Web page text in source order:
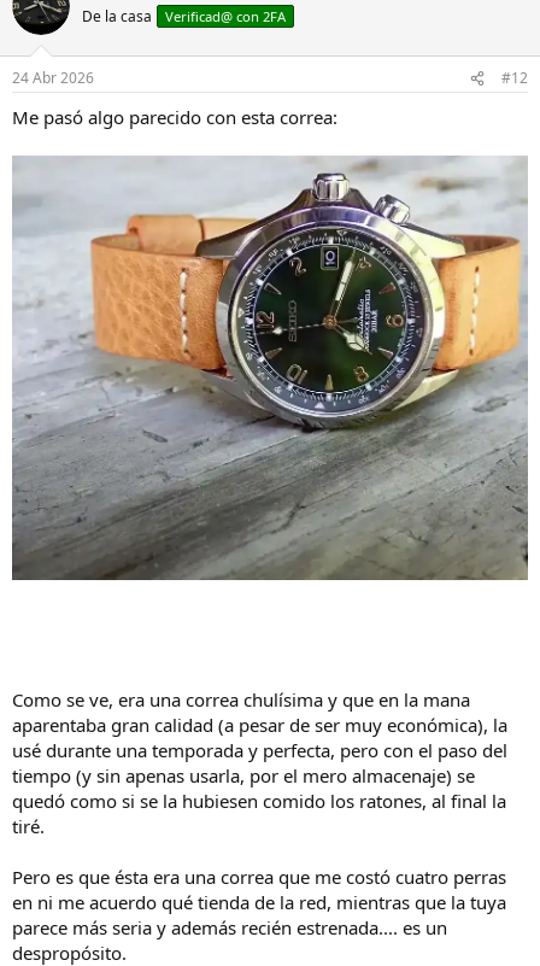
De la casa Verificad@ con 2FA
24 Abr 2026 #12
Me pasó algo parecido con esta correa:
Como se ve, era una correa chulísima y que en la mana
aparentaba gran calidad (a pesar de ser muy económica), la
usé durante una temporada y perfecta, pero con el paso del
tiempo (y sin apenas usarla, por el mero almacenaje) se
quedó como si se la hubiesen comido los ratones, al final la
tiré.
Pero es que ésta era una correa que me costó cuatro perras
en ni me acuerdo qué tienda de la red, mientras que la tuya
parece más seria y además recién estrenada.... es un
despropósito.